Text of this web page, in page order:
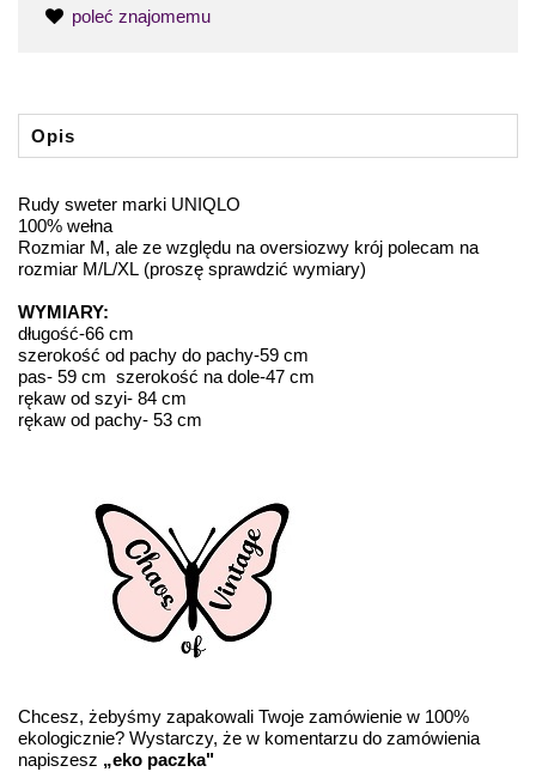
poleć znajomemu
Opis
Rudy sweter marki UNIQLO
100% wełna
Rozmiar M, ale ze względu na oversiozwy krój polecam na
rozmiar M/L/XL (proszę sprawdzić wymiary)
WYMIARY:
długość-66 cm
szerokość od pachy do pachy-59 cm
pas- 59 cm szerokość na dole-47 cm
rękaw od szyi- 84 cm
rękaw od pachy- 53 cm
Chcesz, żebyśmy zapakowali Twoje zamówienie w 100%
ekologicznie? Wystarczy, że w komentarzu do zamówienia
napiszesz „eko paczka"